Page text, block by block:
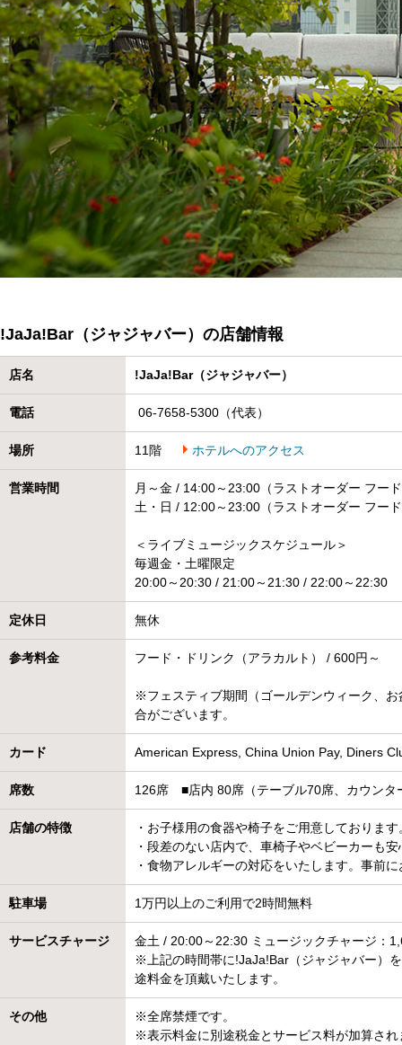
!JaJa!Bar（ジャジャバー）の店舗情報
店名 !JaJa!Bar（ジャジャバー）
電話 06-7658-5300（代表）
場所 11階 ホテルへのアクセス
営業時間
月～金 / 14:00～23:00（ラストオーダー フー
土・日 / 12:00～23:00（ラストオーダー フー
＜ライブミュージックスケジュール＞
毎週金・土曜限定
20:00～20:30 / 21:00～21:30 / 22:00～22:30
定休日 無休
参考料金 フード・ドリンク（アラカルト） / 600円～
※フェスティブ期間（ゴールデンウィーク、
合がございます。
カード American Express, China Union Pay, Diners
席数 126席 ■店内 80席（テーブル70席、カウンタ
店舗の特徴
・お子様用の食器や椅子をご用意しております
・段差のない店内で、車椅子やベビーカーも
・食物アレルギーの対応をいたします。事前
駐車場 1万円以上のご利用で2時間無料
サービスチャージ
金土 / 20:00～22:30 ミュージックチャージ：
※上記の時間帯に!JaJa!Bar（ジャジャバー）
途料金を頂戴いたします。
その他
※全席禁煙です。
※表示料金に別途税金とサービス料が加算され